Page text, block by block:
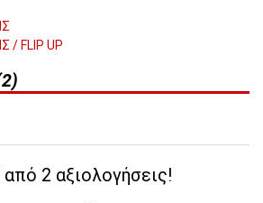
/ FLIP UP
από 2 αξιολογήσεις!